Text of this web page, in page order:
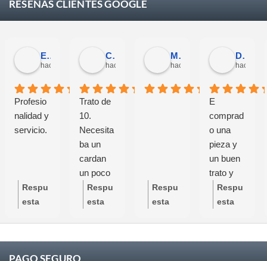
RESEÑAS CLIENTES GOOGLE
Eloy Corchero Martinez de Guereñu
hace 4 semanas
Profesio
nalidad y
servicio.
Respu
esta
tario:
Mucha
Carlos Trullás
hace 1 mes
Trato de
10.
Necesita
ba un
cardan
un poco
específic
o y se
que
todas las
Respu
esta
tario:
Manolo Fernandez Gomez
hace 1 mes
Respu
esta
tario:
David Cerrato
hace 1
E
comprad
o una
pieza y
un buen
trato y
buen
servicio
ales
Respu
esta
tario:
PAGO SEGURO